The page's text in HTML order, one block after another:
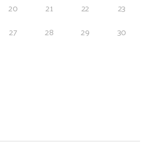
20 21 22
23
27 28 29
30